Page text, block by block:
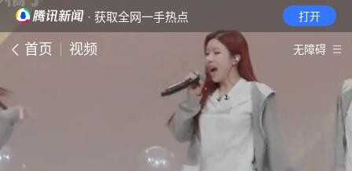
· 获取全网一手热点 打开
首页 视频 无障碍